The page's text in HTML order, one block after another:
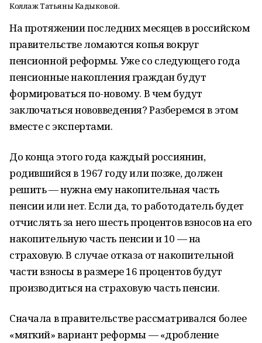
Коллаж Татьяны Кадыковой.
На протяжении последних месяцев в российском
правительстве ломаются копья вокруг
пенсионной реформы. Уже со следующего года
пенсионные накопления граждан будут
формироваться по-новому. В чем будут
заключаться нововведения? Разберемся в этом
вместе с экспертами.
До конца этого года каждый россиянин,
родившийся в 1967 году или позже, должен
решить — нужна ему накопительная часть
пенсии или нет. Если да, то работодатель будет
отчислять за него шесть процентов взносов на его
накопительную часть пенсии и 10 — на
страховую. В случае отказа от накопительной
части взносы в размере 16 процентов будут
производиться на страховую часть пенсии.
Сначала в правительстве рассматривался более
«мягкий» вариант реформы — «дробление